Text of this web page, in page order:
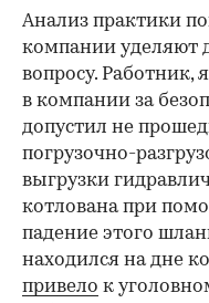
Анализ практики
компании уделяют
вопросу.
в компании за
допустил не
погрузочно-
выгрузки
котлована при
падение этого
находился на дне
привело к